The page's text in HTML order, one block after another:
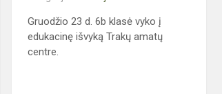
Gruodžio 23 d. 6b klasė vyko į
edukacinę išvyką Trakų amatų
centre.